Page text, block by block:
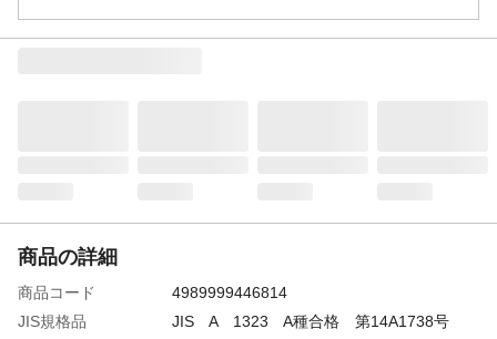
商品の詳細
商品コード
4989999446814
JIS規格品
JIS A 1323 A種合格 第14A1738号